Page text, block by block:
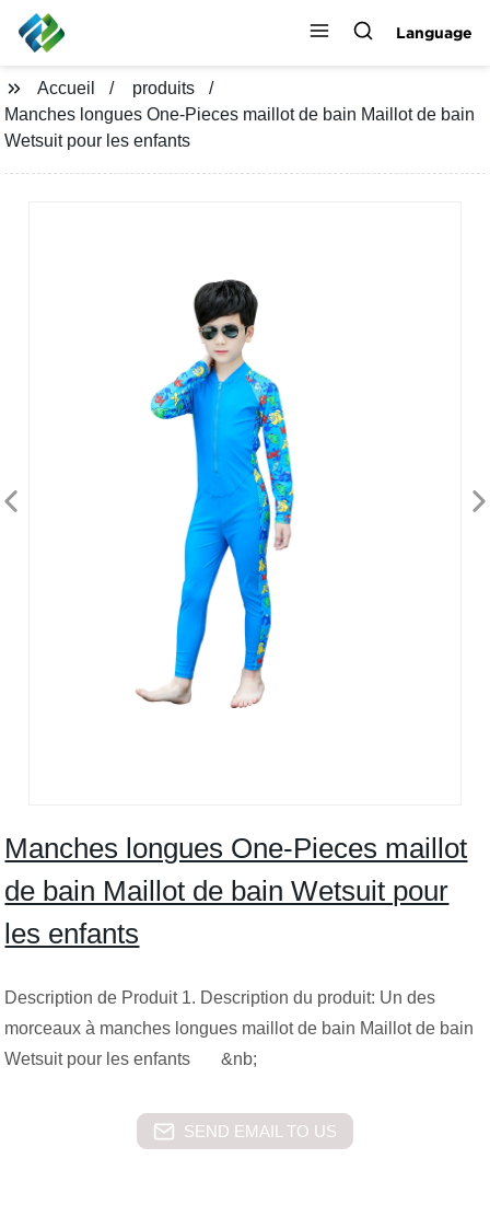
Language
Accueil
produits
Manches longues One-Pieces maillot de bain Maillot de bain
Wetsuit pour les enfants
Manches longues One-Pieces maillot
de bain Maillot de bain Wetsuit pour
les enfants
Description de Produit 1. Description du produit: Un des
morceaux à manches longues maillot de bain Maillot de bain
Wetsuit pour les enfants &nb;
SEND EMAIL TO US